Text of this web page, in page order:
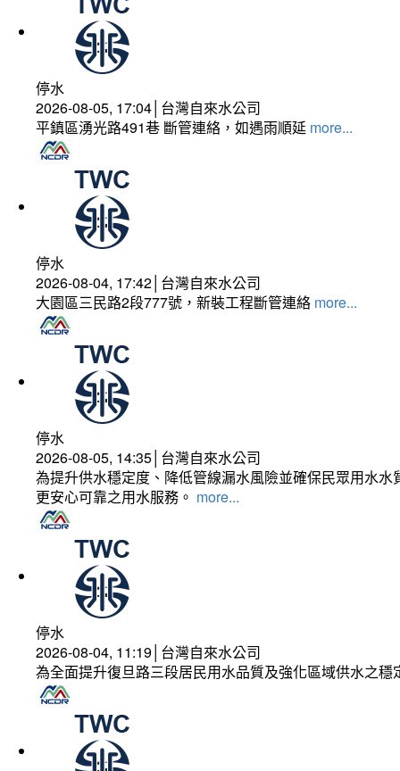
停水
2026-08-05, 17:04│台灣自來水公司
平鎮區湧光路491巷 斷管連絡，如遇雨順延 more...
停水
2026-08-04, 17:42│台灣自來水公司
大園區三民路2段777號，新裝工程斷管連絡 more...
停水
2026-08-05, 14:35│台灣自來水公司
為提升供水穩定度、降低管線漏水風險並確保民眾用水
更安心可靠之用水服務。 more...
停水
2026-08-04, 11:19│台灣自來水公司
為全面提升復旦路三段居民用水品質及強化區域供水之